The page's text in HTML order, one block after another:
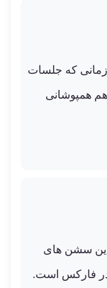
که جلسات
همپوشانی
این سشن های
در فارکس است.